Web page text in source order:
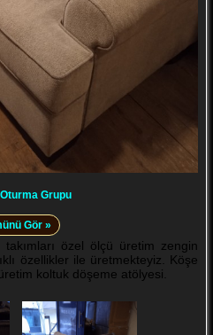
Grupu
Gör »
özel ölçü üretim zengin
özellikler ile üretmekteyiz. Köşe
koltuk döşeme atölyesi.